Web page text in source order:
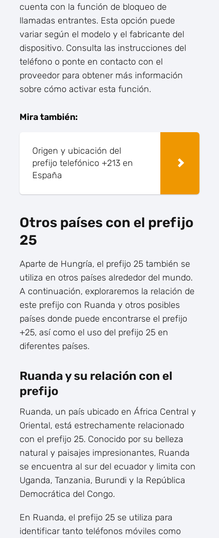
cuenta con la función de bloqueo de
llamadas entrantes. Esta opción puede
variar según el modelo y el fabricante del
dispositivo. Consulta las instrucciones del
teléfono o ponte en contacto con el
proveedor para obtener más información
sobre cómo activar esta función.
Mira también:
Origen y ubicación del
prefijo telefónico +213 en
España
Otros países con el prefijo
25
Aparte de Hungría, el prefijo 25 también se
utiliza en otros países alrededor del mundo.
A continuación, exploraremos la relación de
este prefijo con Ruanda y otros posibles
países donde puede encontrarse el prefijo
+25, así como el uso del prefijo 25 en
diferentes países.
Ruanda y su relación con el
prefijo
Ruanda, un país ubicado en África Central y
Oriental, está estrechamente relacionado
con el prefijo 25. Conocido por su belleza
natural y paisajes impresionantes, Ruanda
se encuentra al sur del ecuador y limita con
Uganda, Tanzania, Burundi y la República
Democrática del Congo.
En Ruanda, el prefijo 25 se utiliza para
identificar tanto teléfonos móviles como